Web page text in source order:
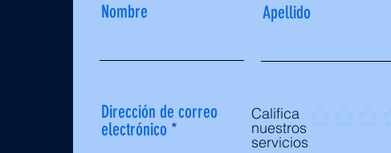
Nombre Apellido
Dirección de correo
electrónico
Califica
nuestros
servicios